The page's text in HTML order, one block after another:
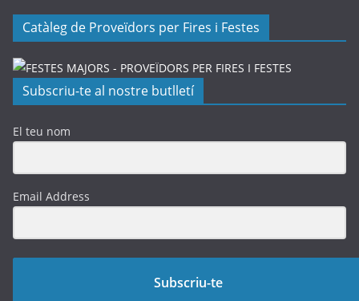
Catàleg de Proveïdors per Fires i Festes
Subscriu-te al nostre butlletí
El teu nom
Email Address
Subscriu-te